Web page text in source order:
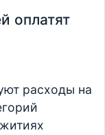
оплатят
расходы на